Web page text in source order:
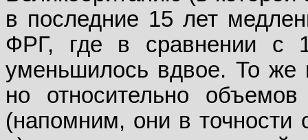
в последние 15 лет
ФРГ, где в сравнении с
уменьшилось вдвое. То же
но относительно
(напомним, они в точности